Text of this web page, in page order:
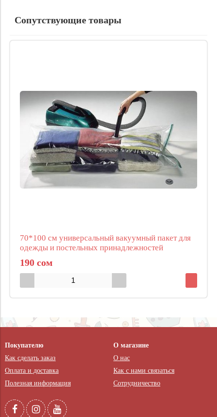
Сопутствующие товары
70*100 см универсальный вакуумный пакет для
одежды и постельных принадлежностей
190 сом
Покупателю
Как сделать заказ
Оплата и доставка
Полезная информация
О магазине
О нас
Как с нами связаться
Сотрудничество